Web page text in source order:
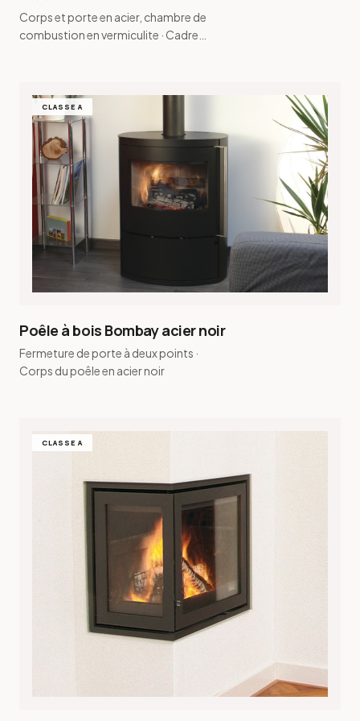
Corps et porte en acier, chambre de
combustion en vermiculite · Cadre
CLASSE A
Poêle à bois Bombay acier noir
Fermeture de porte à deux points ·
Corps du poêle en acier noir
CLASSE A